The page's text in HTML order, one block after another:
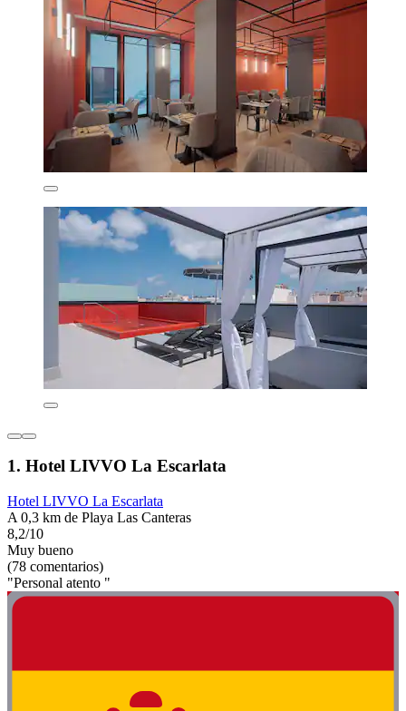
1. Hotel LIVVO La Escarlata
Hotel LIVVO La Escarlata
A 0,3 km de Playa Las Canteras
8,2/10
Muy bueno
(78 comentarios)
"Personal atento "